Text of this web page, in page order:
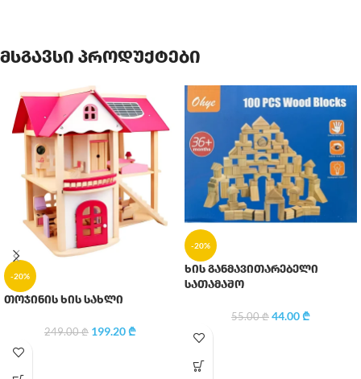
მსგავსი პროდუქტები
-20%
თოჯინის ხის სახლი
249.00₾ 199.20₾
-20%
ხის განმავითარებელი
სათამაშო
55.00₾ 44.00₾